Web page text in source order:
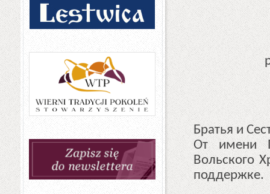
Братья и
От имени
Вольского
поддержке.